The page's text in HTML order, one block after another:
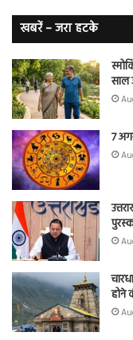
खबरें – जरा हटके
साल
7
होने